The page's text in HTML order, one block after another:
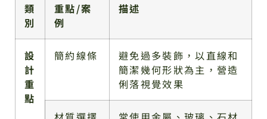
類
別
重點/案
例
描述
設
計
重
點
簡約線條
避免過多裝飾，以直線和
簡潔幾何形狀為主，營造
俐落視覺效果